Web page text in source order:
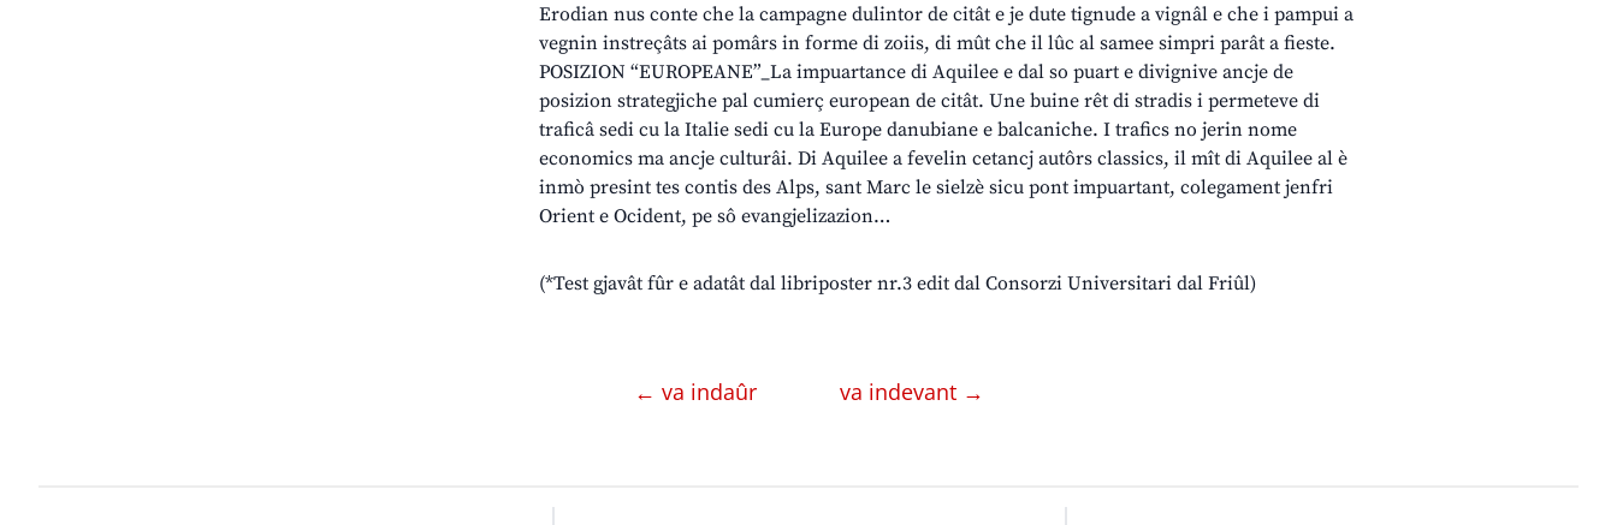
Erodian nus conte che la campagne dulintor de citât e je dute tignude a vignâl e che i pampui a
vegnin instreçâts ai pomârs in forme di zoiis, di mût che il lûc al samee simpri parât a fieste.
POSIZION “EUROPEANE”_La impuartance di Aquilee e dal so puart e divignive ancje de
posizion strategjiche pal cumierç european de citât. Une buine rêt di stradis i permeteve di
traficâ sedi cu la Italie sedi cu la Europe danubiane e balcaniche. I trafics no jerin nome
economics ma ancje culturâi. Di Aquilee a fevelin cetancj autôrs classics, il mît di Aquilee al è
inmò presint tes contis des Alps, sant Marc le sielzè sicu pont impuartant, colegament jenfri
Orient e Ocident, pe sô evangjelizazion…
(*Test gjavât fûr e adatât dal libriposter nr.3 edit dal Consorzi Universitari dal Friûl)
← va indaûr va indevant →